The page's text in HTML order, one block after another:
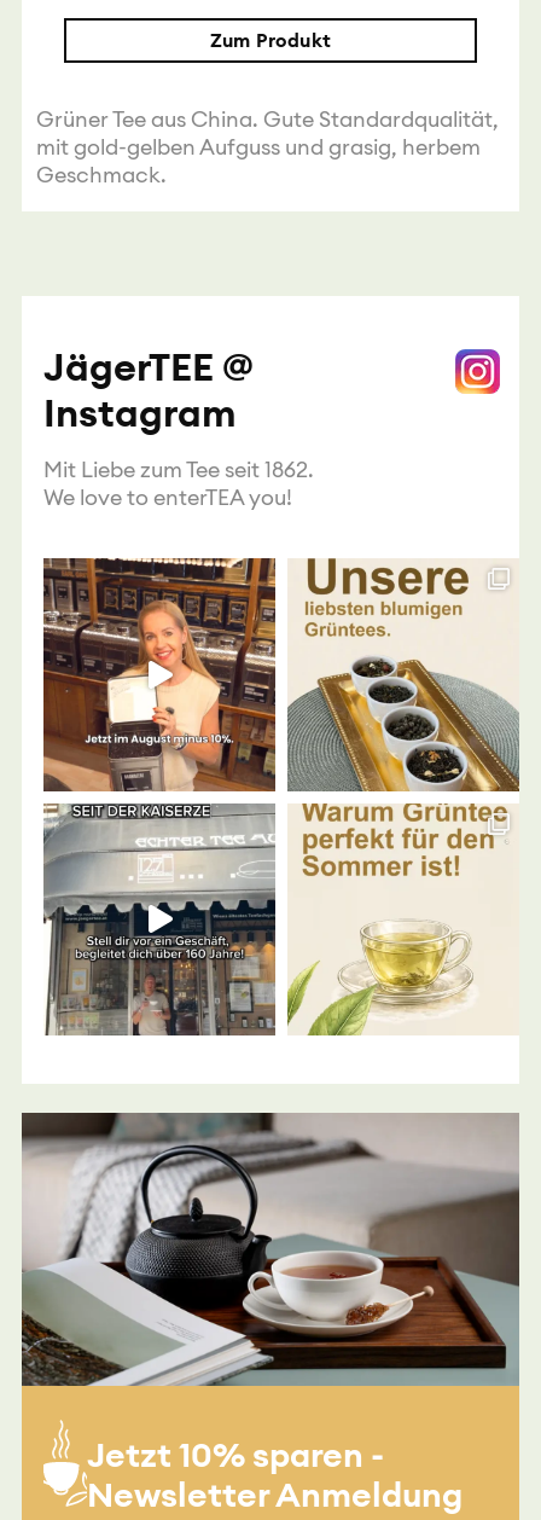
Zum Produkt
Grüner Tee aus China. Gute Standardqualität,
mit gold-gelben Aufguss und grasig, herbem
Geschmack.
JägerTEE @
Instagram
Mit Liebe zum Tee seit 1862.
We love to enterTEA you!
Jetzt 10% sparen -
Newsletter Anmeldung